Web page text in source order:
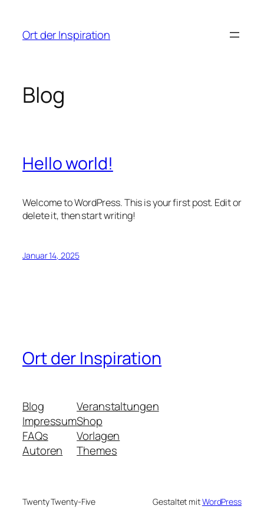
springen
Ort der Inspiration
Blog
Hello world!
Welcome to WordPress. This is your first post. Edit or
delete it, then start writing!
Januar 14, 2025
Ort der Inspiration
Blog
Impressum
FAQs
Autoren
Veranstaltungen
Shop
Vorlagen
Themes
Twenty Twenty-Five Gestaltet mitWordPress